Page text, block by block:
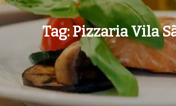
Tag:Pizzaria Vila